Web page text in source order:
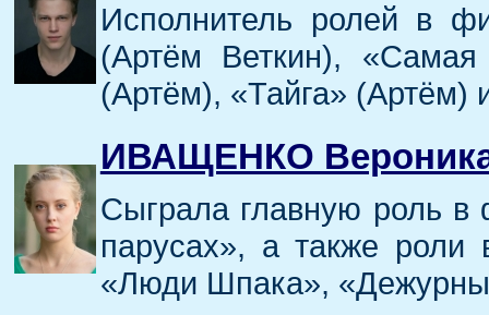
Исполнитель ролей в
(Артём Веткин),
(Артём), «Тайга» (Артём)
ИВАЩЕНКО
Сыграла главную роль
парусах», а также
«Люди Шпака»,